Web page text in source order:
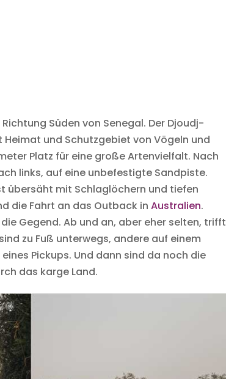
Süden von Senegal. Der Djoudj-
Heimat und Schutzgebiet von Vögeln und
Platz für eine große Artenvielfalt. Nach
links, auf eine unbefestigte Sandpiste.
übersäht mit Schlaglöchern und tiefen
die Fahrt an das Outback inAustralien.
Gegend. Ab und an, aber eher selten, trifft
zu Fuß unterwegs, andere auf einem
Pickups. Und dann sind da noch die
das karge Land.